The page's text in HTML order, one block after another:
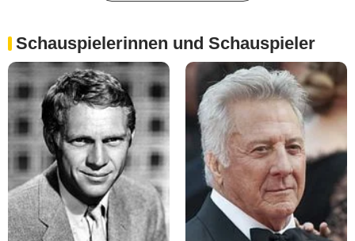
Schauspielerinnen und Schauspieler